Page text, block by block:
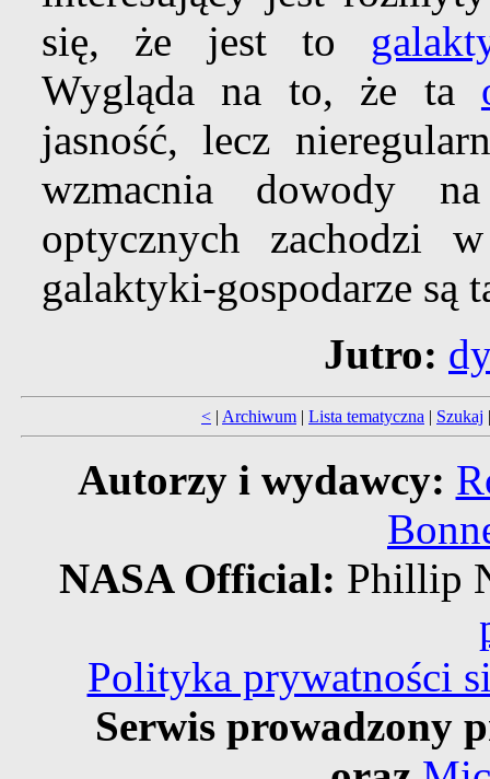
się, że jest to
Wygląda na to, że ta
jasność, lecz
wzmacnia dowody
optycznych zachodzi
galaktyki-gospodarze są
Jutro:
< | Archiwum | Lista tematyczna | Szukaj
Autorzy i wydawcy:
NASA Official: Phillip
Polityka prywatności
Serwis prowadzony